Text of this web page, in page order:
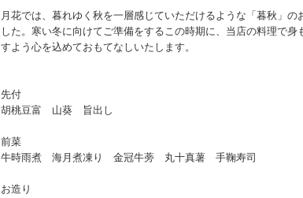
月花では、暮れゆく秋を一層感じていただけるような「暮秋」の
した。寒い冬に向けてご準備をするこの時期に、当店の料理で身
すよう心を込めておもてなしいたします。
先付
胡桃豆富 山葵 旨出し
前菜
牛時雨煮 海月煮凍り 金冠牛蒡 丸十真薯 手鞠寿司
お造り